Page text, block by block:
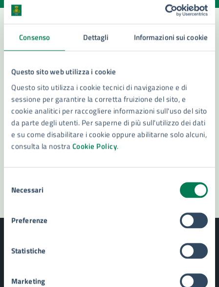
Consenso Dettagli Informazioni sui cookie
Questo sito web utilizza i cookie
Questo sito utilizza i cookie tecnici di navigazione e di
sessione per garantire la corretta fruizione del sito, e
cookie analitici per raccogliere informazioni sull'uso del sito
da parte degli utenti. Per saperne di più sull'utilizzo dei dati
e su come disabilitare i cookie oppure abilitarne solo alcuni,
consulta la nostraCookie Policy.
delNecessari
Preferenze
Statistiche
Marketing
Contatta il comune
Leggi le domande frequenti
Richiedi assistenza
Numero verde 800299507
Prenota appuntamento
Comune di Siracusa